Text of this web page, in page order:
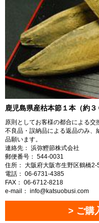
鹿児島県産枯本節１本（約３
原則としてお客様の都合による交
不良品・誤納品による返品のみ
品願います。
連絡先： 浜弥鰹節株式会社
郵便番号： 544-0031
住所： 大阪府大阪市生野区鶴橋2-
電話： 06-6731-4385
FAX： 06-6712-8218
e-mail： info@katsuobusi.com
> ご購